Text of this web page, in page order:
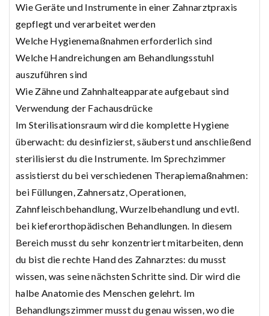
Wie Geräte und Instrumente in einer Zahnarztpraxis
gepflegt und verarbeitet werden
Welche Hygienemaßnahmen erforderlich sind
Welche Handreichungen am Behandlungsstuhl
auszuführen sind
Wie Zähne und Zahnhalteapparate aufgebaut sind
Verwendung der Fachausdrücke
Im Sterilisationsraum wird die komplette Hygiene
überwacht: du desinfizierst, säuberst und anschließend
sterilisierst du die Instrumente. Im Sprechzimmer
assistierst du bei verschiedenen Therapiemaßnahmen:
bei Füllungen, Zahnersatz, Operationen,
Zahnfleischbehandlung, Wurzelbehandlung und evtl.
bei kieferorthopädischen Behandlungen. In diesem
Bereich musst du sehr konzentriert mitarbeiten, denn
du bist die rechte Hand des Zahnarztes: du musst
wissen, was seine nächsten Schritte sind. Dir wird die
halbe Anatomie des Menschen gelehrt. Im
Behandlungszimmer musst du genau wissen, wo die